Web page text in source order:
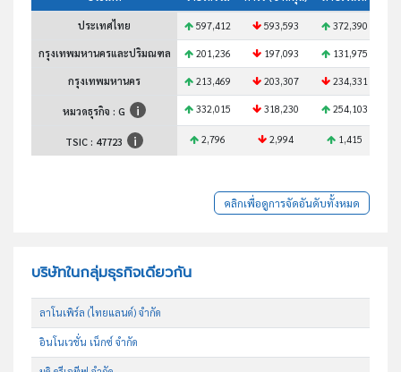
ประเทศไทย 597,412 593,593 372,390
กรุงเทพมหานครและปริมณฑล 201,236 197,093 131,975
กรุงเทพมหานคร 213,469 203,307 234,331
หมวดธุรกิจ : G 332,015 318,230 254,103
TSIC : 47723 2,796 2,994 1,415
คลิกเพื่อดูการจัดอันดับทั้งหมด
บริษัทในกลุ่มธุรกิจเดียวกัน
ลาโนเพิร์ล (ไทยแลนด์) จำกัด
อินโนเวชั่น เน็กซ์ จำกัด